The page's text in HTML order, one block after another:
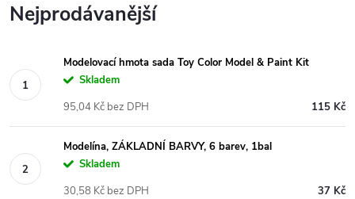
Nejprodávanější
Modelovací hmota sada Toy Color Model & Paint Kit
Skladem
115 Kč
95,04 Kč bez DPH
Modelína, ZÁKLADNÍ BARVY, 6 barev, 1bal
Skladem
37 Kč
30,58 Kč bez DPH